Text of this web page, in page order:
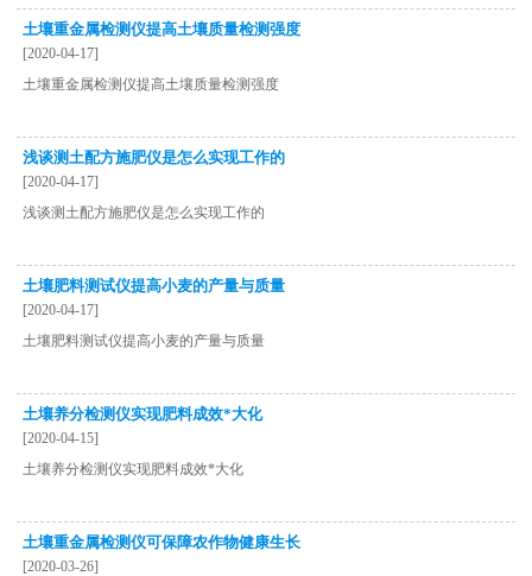
土壤重金属检测仪提高土壤质量检测强度
[2020-04-17]
土壤重金属检测仪提高土壤质量检测强度
浅谈测土配方施肥仪是怎么实现工作的
[2020-04-17]
浅谈测土配方施肥仪是怎么实现工作的
土壤肥料测试仪提高小麦的产量与质量
[2020-04-17]
土壤肥料测试仪提高小麦的产量与质量
土壤养分检测仪实现肥料成效*大化
[2020-04-15]
土壤养分检测仪实现肥料成效*大化
土壤重金属检测仪可保障农作物健康生长
[2020-03-26]